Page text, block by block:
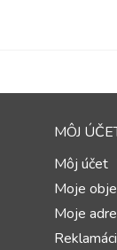
MÔJ
Môj účet
Moje
Moje